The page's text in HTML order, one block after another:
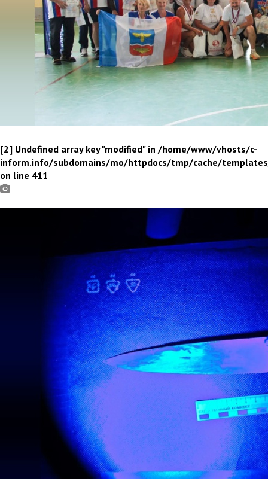
[2] Undefined array key "modified" in /home/www/vhosts/c-
inform.info/subdomains/mo/httpdocs/tmp/cache/
on line 411